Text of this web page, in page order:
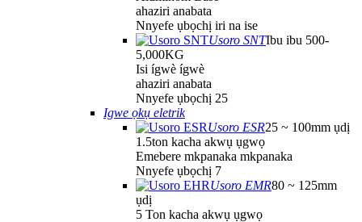
ahaziri anabata
Nnyefe ụbọchị iri na ise
Usoro SNTIbu ibu 500-
5,000KG
Isi ígwè ígwè
ahaziri anabata
Nnyefe ụbọchị 25
Igwe ọkụ eletrik
Usoro ESR25 ~ 100mm ụdị
1.5ton kacha akwụ ụgwọ
Emebere mkpanaka mkpanaka
Nnyefe ụbọchị 7
Usoro EMR80 ~ 125mm
ụdị
5 Ton kacha akwụ ụgwọ